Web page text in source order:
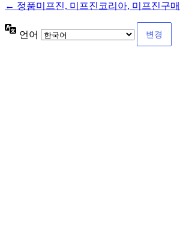
← 정품미프진, 미프진코리아, 미프진구매
언어